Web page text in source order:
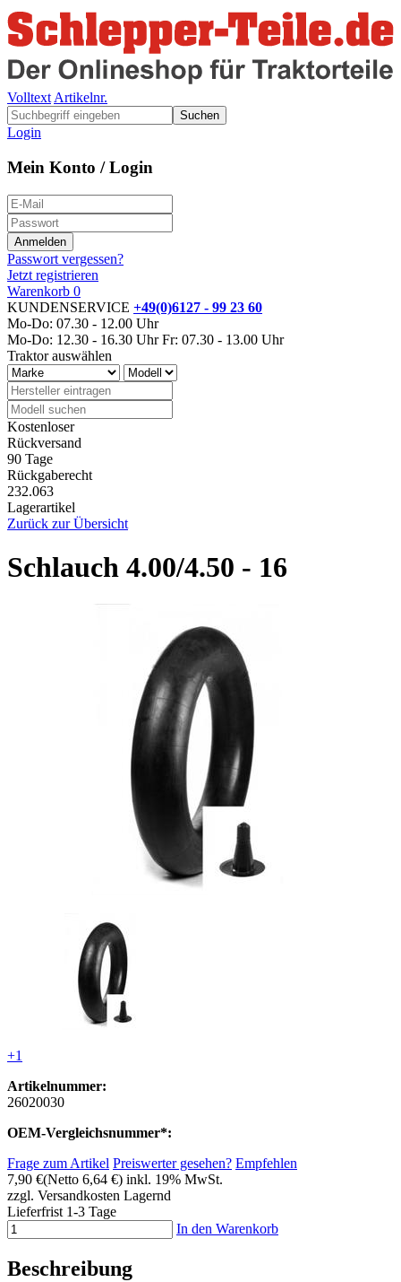
Volltext Artikelnr.
Suchen
Login
Mein Konto / Login
Passwort vergessen?
Jetzt registrieren
Warenkorb 0
KUNDENSERVICE +49(0)6127 - 99 23 60
Mo-Do: 07.30 - 12.00 Uhr
Mo-Do: 12.30 - 16.30 Uhr Fr: 07.30 - 13.00 Uhr
Traktor auswählen
Kostenloser
Rückversand
90 Tage
Rückgaberecht
232.063
Lagerartikel
Zurück zur Übersicht
Schlauch 4.00/4.50 - 16
+1
Artikelnummer:
26020030
OEM-Vergleichsnummer*:
Frage zum Artikel Preiswerter gesehen? Empfehlen
7,90 €(Netto 6,64 €) inkl. 19% MwSt.
zzgl. Versandkosten Lagernd
Lieferfrist 1-3 Tage
In den Warenkorb
Beschreibung